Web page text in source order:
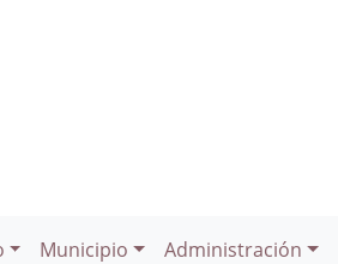
Municipio Administración